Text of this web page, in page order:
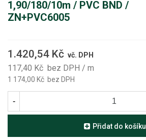
1,90/180/10m / PVC BND /
ZN+PVC6005
1.420,54 Kč vč. DPH
117,40 Kč bez DPH / m
1 174,00 Kč bez DPH
-
Přidat do košíku